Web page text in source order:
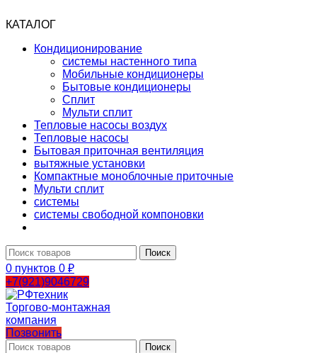
КАТАЛОГ
Кондиционирование
системы настенного типа
Мобильные кондиционеры
Бытовые кондиционеры
Сплит
Мульти сплит
Тепловые насосы воздух
Тепловые насосы
Бытовая приточная вентиляция
вытяжные установки
Компактные моноблочные приточные
Мульти сплит
системы
системы свободной компоновки
Поиск
0 пунктов 0 ₽
+7(921)9046729
Позвонить
Поиск